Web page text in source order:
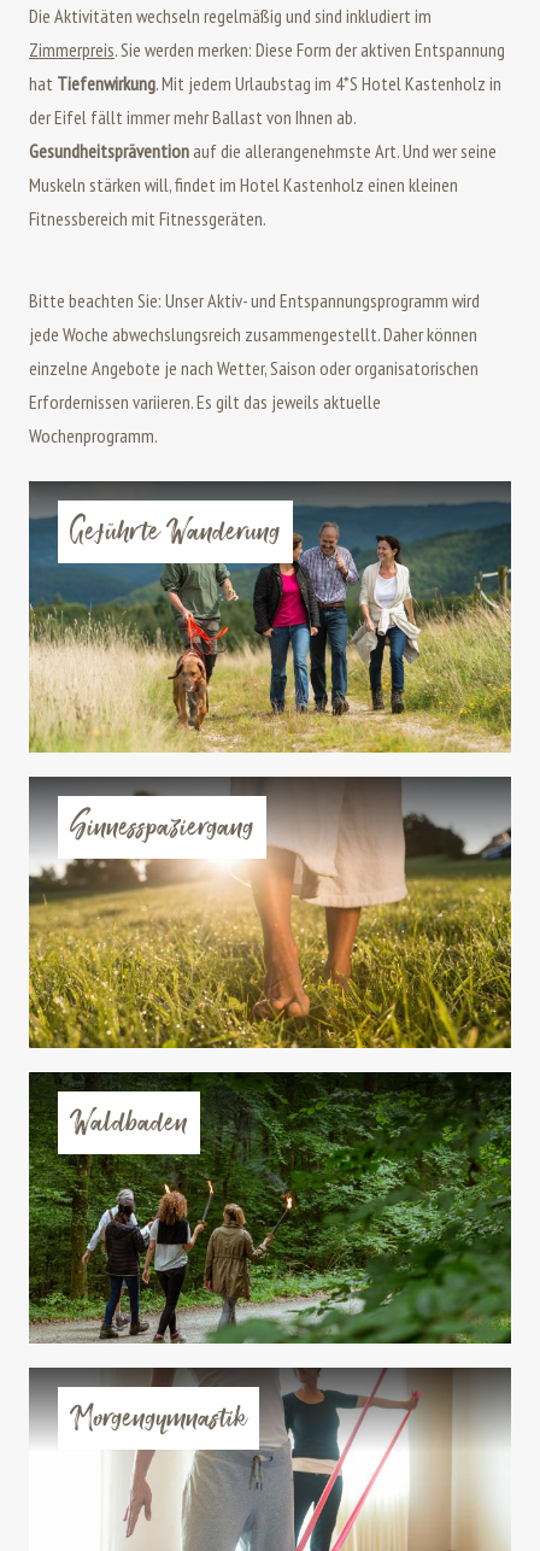
Die Aktivitäten wechseln regelmäßig und sind inkludiert im
Zimmerpreis. Sie werden merken: Diese Form der aktiven Entspannung
hat Tiefenwirkung. Mit jedem Urlaubstag im 4*S Hotel Kastenholz in
der Eifel fällt immer mehr Ballast von Ihnen ab.
Gesundheitsprävention auf die allerangenehmste Art. Und wer seine
Muskeln stärken will, findet im Hotel Kastenholz einen kleinen
Fitnessbereich mit Fitnessgeräten.
Bitte beachten Sie: Unser Aktiv- und Entspannungsprogramm wird
jede Woche abwechslungsreich zusammengestellt. Daher können
einzelne Angebote je nach Wetter, Saison oder organisatorischen
Erfordernissen variieren. Es gilt das jeweils aktuelle
Wochenprogramm.
Geführte Wanderung
Sinnesspaziergang
Waldbaden
Morgengymnastik